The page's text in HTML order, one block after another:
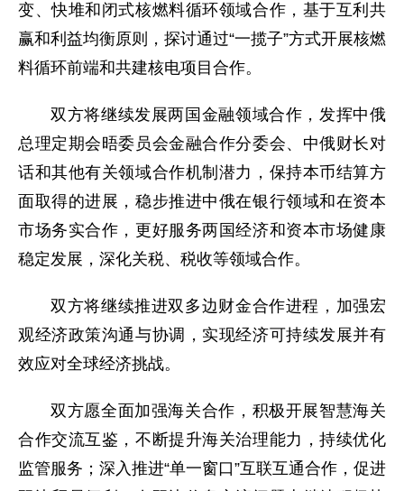
变、快堆和闭式核燃料循环领域合作，基于互利共
赢和利益均衡原则，探讨通过“一揽子”方式开展核燃
料循环前端和共建核电项目合作。
双方将继续发展两国金融领域合作，发挥中俄
总理定期会晤委员会金融合作分委会、中俄财长对
话和其他有关领域合作机制潜力，保持本币结算方
面取得的进展，稳步推进中俄在银行领域和在资本
市场务实合作，更好服务两国经济和资本市场健康
稳定发展，深化关税、税收等领域合作。
双方将继续推进双多边财金合作进程，加强宏
观经济政策沟通与协调，实现经济可持续发展并有
效应对全球经济挑战。
双方愿全面加强海关合作，积极开展智慧海关
合作交流互鉴，不断提升海关治理能力，持续优化
监管服务；深入推进“单一窗口”互联互通合作，促进